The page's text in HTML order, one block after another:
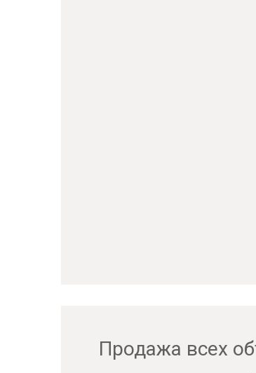
Продажа всех